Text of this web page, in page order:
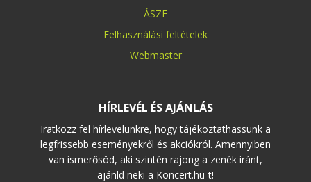
ÁSZF
Felhasználási feltételek
Webmaster
HÍRLEVÉL ÉS AJÁNLÁS
Iratkozz fel hírlevelünkre, hogy tájékoztathassunk a
legfrissebb eseményekről és akciókról. Amennyiben
van ismerősöd, aki szintén rajong a zenék iránt,
ajánld neki a Koncert.hu-t!